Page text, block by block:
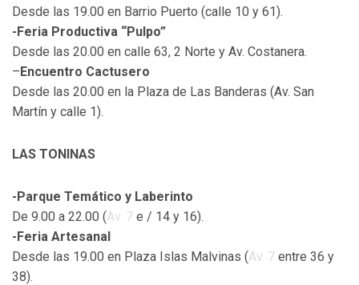
Desde las 19.00 en Barrio Puerto (calle 10 y 61).
-Feria Productiva “Pulpo”
Desde las 20.00 en calle 63, 2 Norte y Av. Costanera.
–Encuentro Cactusero
Desde las 20.00 en la Plaza de Las Banderas (Av. San
Martín y calle 1).
LAS TONINAS
-Parque Temático y Laberinto
De 9.00 a 22.00 (Av. 7 e / 14 y 16).
-Feria Artesanal
Desde las 19.00 en Plaza Islas Malvinas (Av. 7 entre 36 y
38).